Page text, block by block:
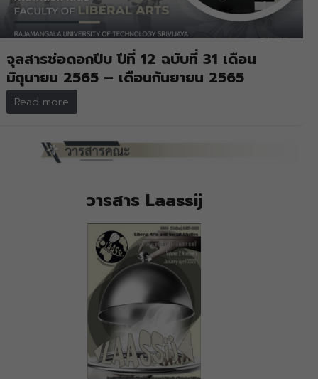
จุลสารช่อดอกปีบ ปีที่ 12 ฉบับที่ 31 เดือน
มิถุนายน 2565 – เดือนกันยายน 2565
Read more
วารสาร Laassij